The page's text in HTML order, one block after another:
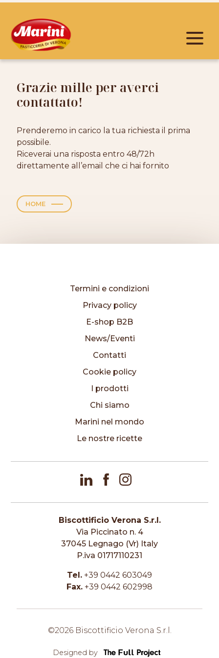
Grazie mille per averci
contattato!
Prenderemo in carico la tua richiesta il prima
possibile.
Riceverai una risposta entro 48/72h
direttamente all’email che ci hai fornito
HOME
Biscottificio Verona S.r.l.
Via Piccinato n. 4
37045 Legnago (Vr) Italy
P.iva 01717110231
Tel. +39 0442 603049
Fax. +39 0442 602998
I prodotti
Chi siamo
Marini nel mondo
Le nostre ricette
E-shop B2B
News/Eventi
Contatti
Cookie policy
Termini e condizioni
Privacy policy
©2026 Biscottificio Verona S.r.l.
Designed by